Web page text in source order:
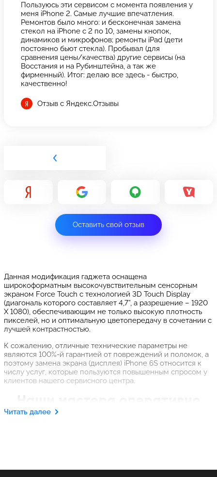
Пользуюсь эти сервисом с момента появления у
меня iPhone 2. Самые лучшие впечатления.
Ремонтов было много: и бесконечная замена
стекол на iPhone с 2 по 10, замены кнопок,
динамиков и микрофонов; ремонты iPad (дети
постоянно бьют стекла). Пробывал (для
сравнения цены/качества) другие сервисы (на
Восстания и на Рубинштейна, а так же
фирменный). Итог: делаю все здесь - быстро,
качественно!
Отзыв с Яндекс.Отзывы
Оставить свой отзыв
Данная модификация гаджета оснащена
широкоформатным высокочувствительным сенсорным
экраном Force Touch с технологией 3D Touch Display
(диагональ которого составляет 4,7”, а разрешение – 1920
Х 1080), обеспечивающим не только высокую плотность
пикселей, но и оптимальную цветопередачу в сочетании с
лучшей контрастностью.
К сожалению, отличные технические параметры не
являются 100%-й гарантией от повреждений и поломок, а
поэтому замена экрана (дисплея) iPhone 6S относится к
числу услуг, которые пользуются повышенным спросом у
клиентов нашего сервисного центра.
Читать далее